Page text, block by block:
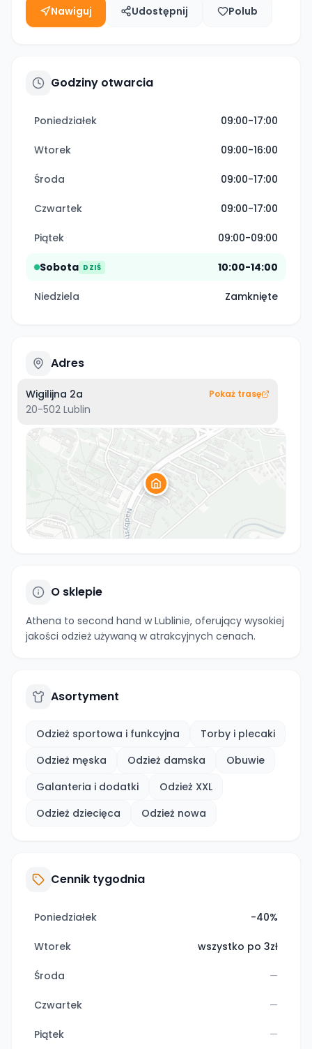
Nawiguj Udostępnij Polub
Godziny otwarcia
Poniedziałek 09:00-17:00
Wtorek 09:00-16:00
Środa 09:00-17:00
Czwartek 09:00-17:00
Piątek 09:00-09:00
Sobota DZIŚ 10:00-14:00
Niedziela Zamknięte
Adres
Wigilijna 2a
20-502 Lublin
Pokaż trasę
O sklepie
Athena to second hand w Lublinie, oferujący wysokiej
jakości odzież używaną w atrakcyjnych cenach.
Asortyment
Odzież sportowa i funkcyjna
Torby i plecaki
Odzież męska
Odzież damska
Obuwie
Galanteria i dodatki
Odzież XXL
Odzież dziecięca
Odzież nowa
Cennik tygodnia
Poniedziałek -40%
Wtorek wszystko po 3zł
Środa —
Czwartek —
Piątek —